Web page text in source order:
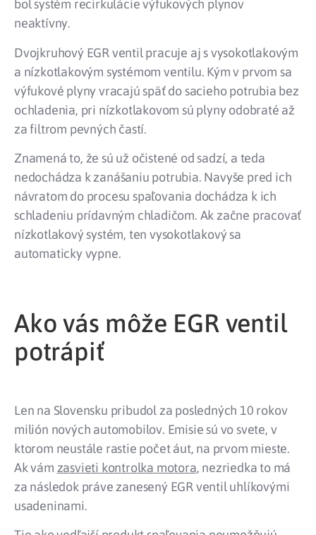
bol systém recirkulácie výfukových plynov
neaktívny.
Dvojkruhový EGR ventil pracuje aj s vysokotlakovým
a nízkotlakovým systémom ventilu. Kým v prvom sa
výfukové plyny vracajú späť do sacieho potrubia bez
ochladenia, pri nízkotlakovom sú plyny odobraté až
za filtrom pevných častí.
Znamená to, že sú už očistené od sadzí, a teda
nedochádza k zanášaniu potrubia. Navyše pred ich
návratom do procesu spaľovania dochádza k ich
schladeniu prídavným chladičom. Ak začne pracovať
nízkotlakový systém, ten vysokotlakový sa
automaticky vypne.
Ako vás môže EGR ventil
potrápiť
Len na Slovensku pribudol za posledných 10 rokov
milión nových automobilov. Emisie sú vo svete, v
ktorom neustále rastie počet áut, na prvom mieste.
Ak vám zasvieti kontrolka motora, nezriedka to má
za následok práve zanesený EGR ventil uhlíkovými
usadeninami.